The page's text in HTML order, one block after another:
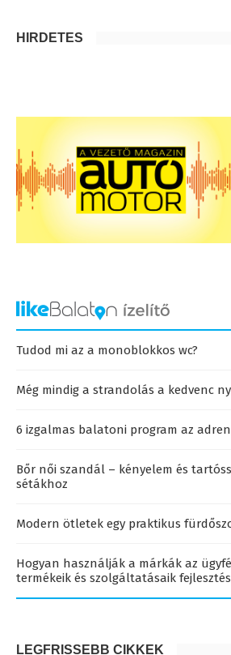
HIRDETÉS
Tudod mi az a monoblokkos wc?
Még mindig a strandolás a kedvenc
6 izgalmas balatoni program az
Bőr női szandál – kényelem és
sétákhoz
Modern ötletek egy praktikus
Hogyan használják a márkák az
termékeik és szolgáltatásaik
LEGFRISSEBB CIKKEK